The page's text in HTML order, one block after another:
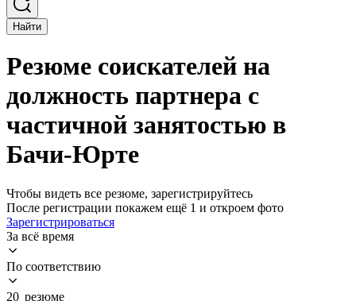
Найти
Резюме соискателей на
должность партнера с
частичной занятостью в
Бачи-Юрте
Чтобы видеть все резюме, зарегистрируйтесь
После регистрации покажем ещё 1 и откроем фото
Зарегистрироваться
За всё время
По соответствию
20 резюме